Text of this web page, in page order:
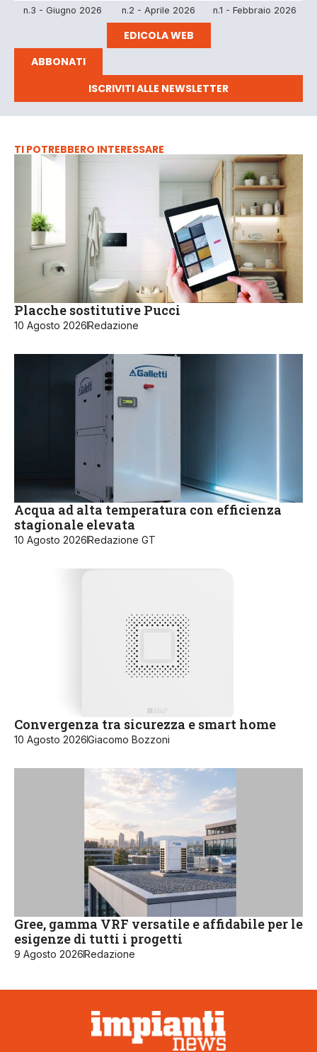
n.3 - Giugno 2026 n.2 - Aprile 2026 n.1 - Febbraio 2026
EDICOLA WEB
ABBONATI
ISCRIVITI ALLE NEWSLETTER
TI POTREBBERO INTERESSARE
Placche sostitutive Pucci
10 Agosto 2026Redazione
Acqua ad alta temperatura con efficienza
stagionale elevata
10 Agosto 2026Redazione GT
Convergenza tra sicurezza e smart home
10 Agosto 2026Giacomo Bozzoni
Gree, gamma VRF versatile e affidabile per le
esigenze di tutti i progetti
9 Agosto 2026Redazione